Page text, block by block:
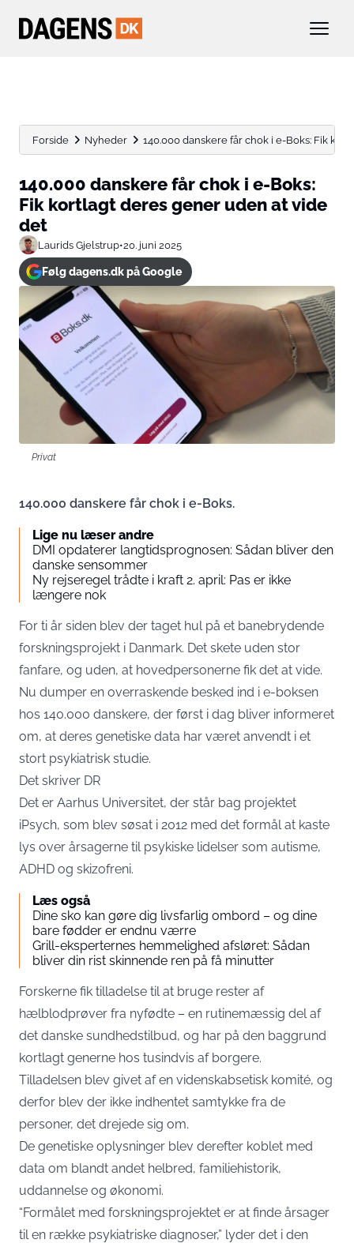
Forside Nyheder 140.000 danskere får chok i e-Boks: Fik
140.000 danskere får chok i e-Boks:
Fik kortlagt deres gener uden at vide
det
Laurids Gjelstrup•20. juni 2025
Følg dagens.dk på Google
Privat
140.000 danskere får chok i e-Boks.
Lige nu læser andre
DMI opdaterer langtidsprognosen: Sådan bliver den
danske sensommer
Ny rejseregel trådte i kraft 2. april: Pas er ikke
længere nok
For ti år siden blev der taget hul på et banebrydende
forskningsprojekt i Danmark. Det skete uden stor
fanfare, og uden, at hovedpersonerne fik det at vide.
Nu dumper en overraskende besked ind i e-boksen
hos 140.000 danskere, der først i dag bliver informeret
om, at deres genetiske data har været anvendt i et
stort psykiatrisk studie.
Det skriver DR
Det er Aarhus Universitet, der står bag projektet
iPsych, som blev søsat i 2012 med det formål at kaste
lys over årsagerne til psykiske lidelser som autisme,
ADHD og skizofreni.
Læs også
Dine sko kan gøre dig livsfarlig ombord – og dine
bare fødder er endnu værre
Grill-eksperternes hemmelighed afsløret: Sådan
bliver din rist skinnende ren på få minutter
Forskerne fik tilladelse til at bruge rester af
hælblodprøver fra nyfødte – en rutinemæssig del af
det danske sundhedstilbud, og har på den baggrund
kortlagt generne hos tusindvis af borgere.
Tilladelsen blev givet af en videnskabsetisk komité, og
derfor blev der ikke indhentet samtykke fra de
personer, det drejede sig om.
De genetiske oplysninger blev derefter koblet med
data om blandt andet helbred, familiehistorik,
uddannelse og økonomi.
“Formålet med forskningsprojektet er at finde årsager
til en række psykiatriske diagnoser,” lyder det i den